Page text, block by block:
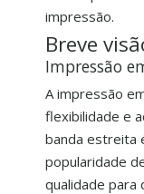
impressão.
Breve
Impressão
A impressão
flexibilidade e
banda estreita
popularidade
qualidade para